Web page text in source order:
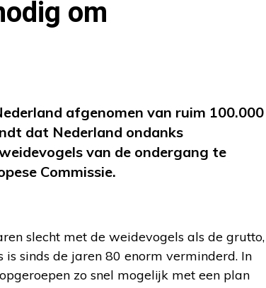
om
afgenomen van ruim 100.000
dat Nederland ondanks
van de ondergang te
Commissie.
slecht met de weidevogels als de grutto,
sinds de jaren 80 enorm verminderd. In
zo snel mogelijk met een plan